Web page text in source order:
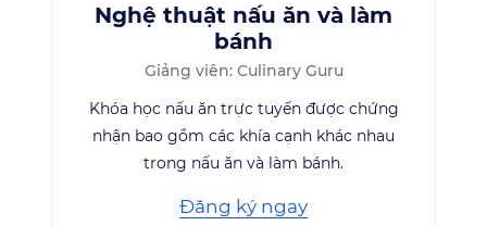
Nghệ thuật nấu ăn và làm
bánh
Giảng viên: Culinary Guru
Khóa học nấu ăn trực tuyến được chứng
nhận bao gồm các khía cạnh khác nhau
trong nấu ăn và làm bánh.
Đăng ký ngay